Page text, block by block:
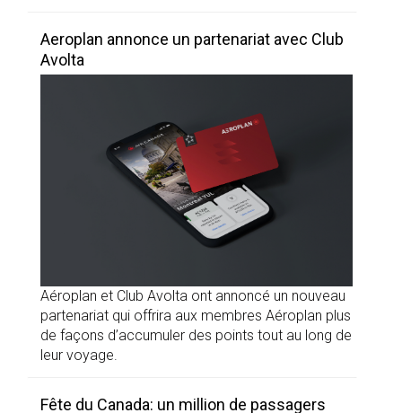
Aeroplan annonce un partenariat avec Club
Avolta
Aéroplan et Club Avolta ont annoncé un nouveau
partenariat qui offrira aux membres Aéroplan plus
de façons d’accumuler des points tout au long de
leur voyage.
Fête du Canada: un million de passagers